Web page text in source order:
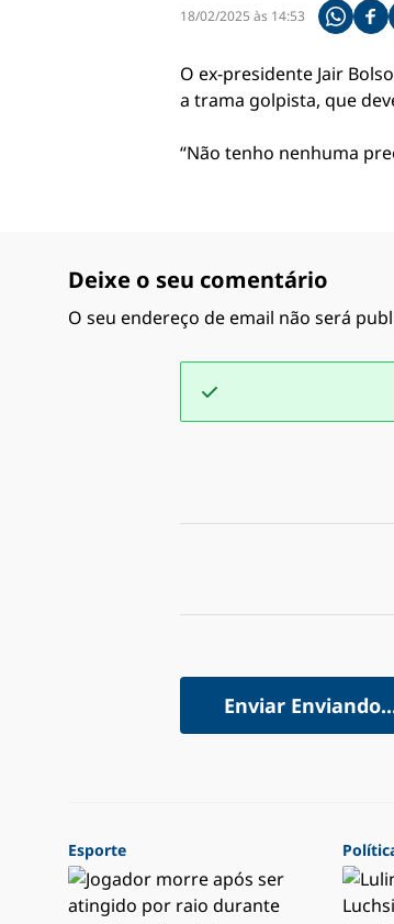
18/02/2025 às 14:53
O ex-presidente Jair
a trama golpista, que
“Não tenho nenhuma
Deixe o seu comentário
O seu endereço de email não será
Enviar
Esporte